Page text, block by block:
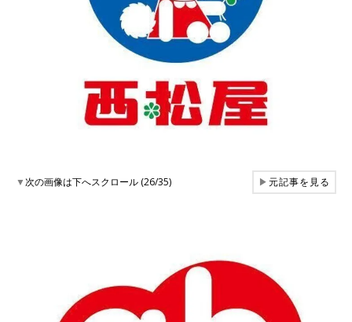
▼次の画像は下へスクロール (26/35) ▶元記事を見る